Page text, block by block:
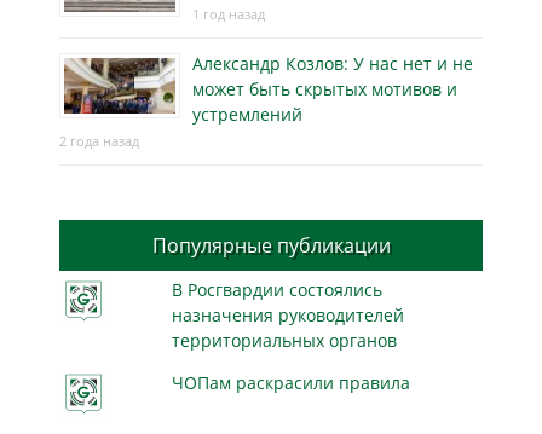
1 год назад
Александр Козлов: У нас нет и не
может быть скрытых мотивов и
устремлений
2 года назад
Популярные публикации
В Росгвардии состоялись
назначения руководителей
территориальных органов
ЧОПам раскрасили правила